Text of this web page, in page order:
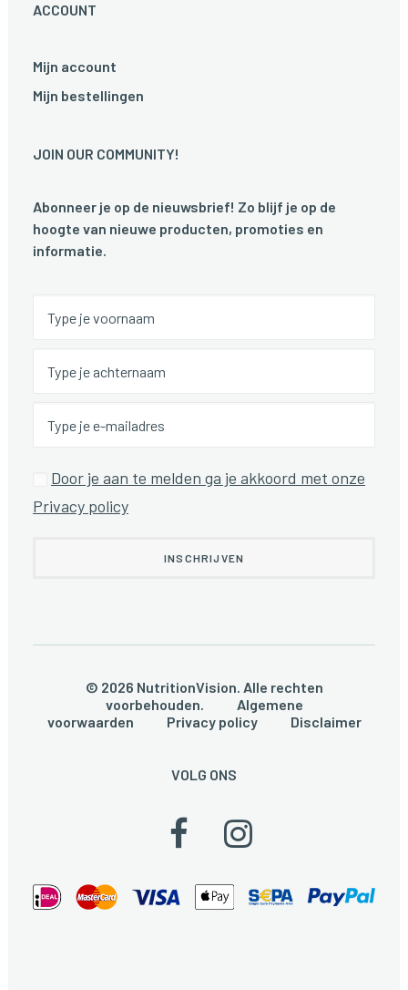
ACCOUNT
Mijn account
Mijn bestellingen
JOIN OUR COMMUNITY!
Abonneer je op de nieuwsbrief! Zo blijf je op de
hoogte van nieuwe producten, promoties en
informatie.
Door je aan te melden ga je akkoord met onze
Privacy policy
© 2026 NutritionVision. Alle rechten
voorbehouden. Algemene
voorwaarden
Privacy policy Disclaimer
VOLG ONS